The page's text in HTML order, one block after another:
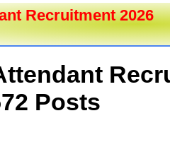
Recruitment 2026
Posts